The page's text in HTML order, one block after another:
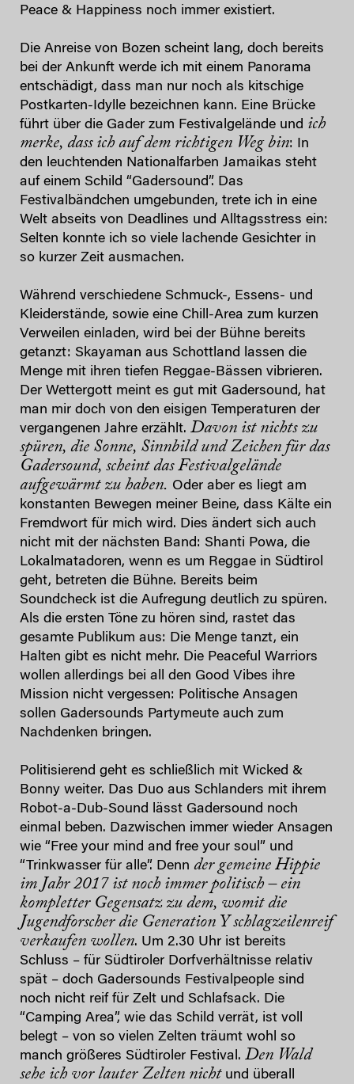
Peace & Happiness noch immer existiert.
Die Anreise von Bozen scheint lang, doch bereits
bei der Ankunft werde ich mit einem Panorama
entschädigt, dass man nur noch als kitschige
Postkarten-Idylle bezeichnen kann. Eine Brücke
führt über die Gader zum Festivalgelände und ich
merke, dass ich auf dem richtigen Weg bin: In
den leuchtenden Nationalfarben Jamaikas steht
auf einem Schild “Gadersound”. Das
Festivalbändchen umgebunden, trete ich in eine
Welt abseits von Deadlines und Alltagsstress ein:
Selten konnte ich so viele lachende Gesichter in
so kurzer Zeit ausmachen.
Während verschiedene Schmuck-, Essens- und
Kleiderstände, sowie eine Chill-Area zum kurzen
Verweilen einladen, wird bei der Bühne bereits
getanzt: Skayaman aus Schottland lassen die
Menge mit ihren tiefen Reggae-Bässen vibrieren.
Der Wettergott meint es gut mit Gadersound, hat
man mir doch von den eisigen Temperaturen der
vergangenen Jahre erzählt. Davon ist nichts zu
spüren, die Sonne, Sinnbild und Zeichen für das
Gadersound, scheint das Festivalgelände
aufgewärmt zu haben. Oder aber es liegt am
konstanten Bewegen meiner Beine, dass Kälte ein
Fremdwort für mich wird. Dies ändert sich auch
nicht mit der nächsten Band: Shanti Powa, die
Lokalmatadoren, wenn es um Reggae in Südtirol
geht, betreten die Bühne. Bereits beim
Soundcheck ist die Aufregung deutlich zu spüren.
Als die ersten Töne zu hören sind, rastet das
gesamte Publikum aus: Die Menge tanzt, ein
Halten gibt es nicht mehr. Die Peaceful Warriors
wollen allerdings bei all den Good Vibes ihre
Mission nicht vergessen: Politische Ansagen
sollen Gadersounds Partymeute auch zum
Nachdenken bringen.
Politisierend geht es schließlich mit Wicked &
Bonny weiter. Das Duo aus Schlanders mit ihrem
Robot-a-Dub-Sound lässt Gadersound noch
einmal beben. Dazwischen immer wieder Ansagen
wie “Free your mind and free your soul” und
“Trinkwasser für alle”. Denn der gemeine Hippie
im Jahr 2017 ist noch immer politisch – ein
kompletter Gegensatz zu dem, womit die
Jugendforscher die Generation Y schlagzeilenreif
verkaufen wollen. Um 2.30 Uhr ist bereits
Schluss – für Südtiroler Dorfverhältnisse relativ
spät – doch Gadersounds Festivalpeople sind
noch nicht reif für Zelt und Schlafsack. Die
“Camping Area”, wie das Schild verrät, ist voll
belegt – von so vielen Zelten träumt wohl so
manch größeres Südtiroler Festival. Den Wald
sehe ich vor lauter Zelten nichtund überall